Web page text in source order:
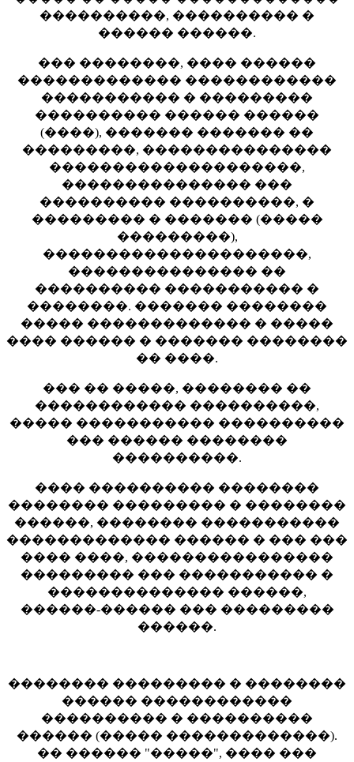
����������, ���������� �
������ ������.
��� ��������, ���� ������
������������� ������������
����������� � ���������
���������� ������ ������
(����), ������� ������� ��
���������, ���������������
��������������������,
��������������� ���
���������� ����������, �
��������� � ������� (�����
���������),
���������������������,
��������������� ��
���������� ����������� �
��������. ������� ��������
����� ������������� � �����
���� ������ � ������� ��������
�� ����.
��� �� �����, �������� ��
������������ ����������,
����� ����������� ����������
��� ������ ��������
����������.
���� ���������� ��������
�������� ��������� � ��������
������, �������� �����������
������������� ������ � ��� ���
���� ����, ����������������
��������� ��� ����������� �
�������������� ������,
������-������ ��� ���������
������.
�������� ��������� � ��������
������ ������������
���������� � ����������
������ (����� �������������).
�� ������ "�����", ���� ���